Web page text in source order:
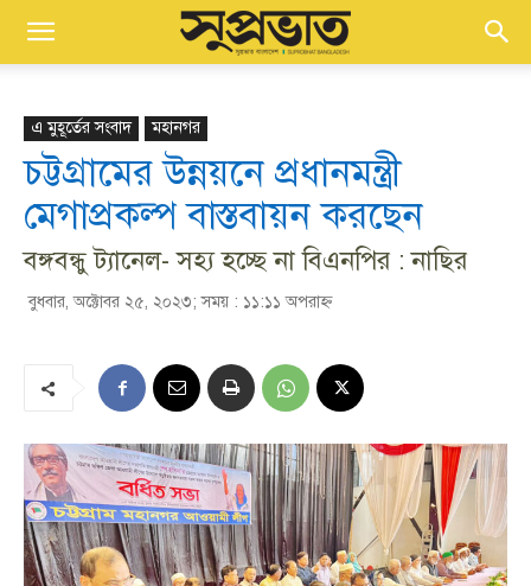
এ মুহূর্তের সংবাদ মহানগর
চট্টগ্রামের উন্নয়নে প্রধানমন্ত্রী
মেগাপ্রকল্প বাস্তবায়ন করছেন
বঙ্গবন্ধু ট্যানেল- সহ্য হচ্ছে না বিএনপির : নাছির
বুধবার, অক্টোবর ২৫, ২০২৩; সময় : ১১:১১ অপরাহ্ণ